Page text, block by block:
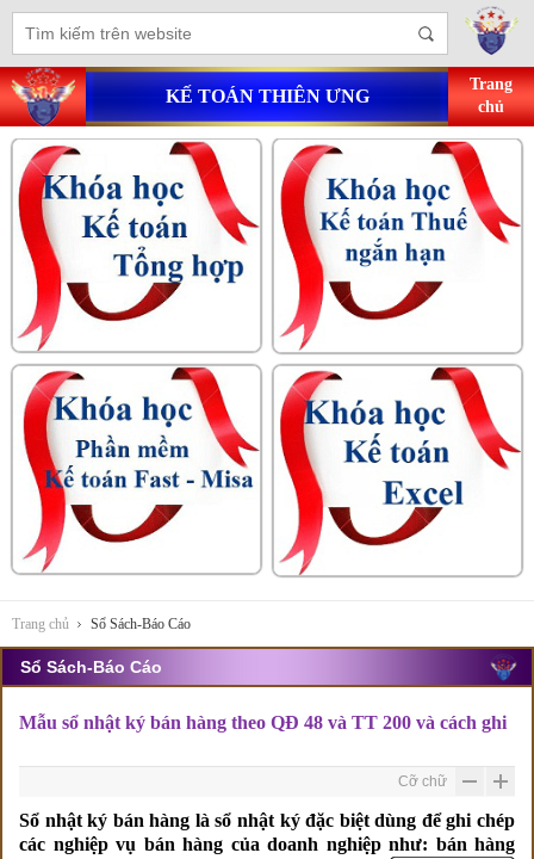
KẾ TOÁN THIÊN ƯNG
Trang
chủ
Trang chủ Sổ Sách-Báo Cáo
Sổ Sách-Báo Cáo
Mẫu sổ nhật ký bán hàng theo QĐ 48 và TT 200 và cách ghi
Cỡ chữ
Sổ nhật ký bán hàng là sổ nhật ký đặc biệt dùng để ghi chép
các nghiệp vụ bán hàng của doanh nghiệp như: bán hàng